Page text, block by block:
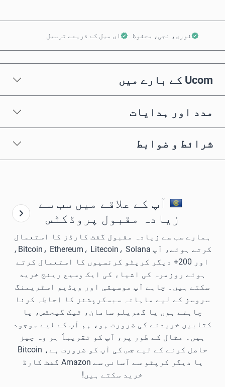
فوری، نجی، محفوظ ای میل کے ذریعے ترسیل
Ucom کے بارے میں
مدد اور ہدایات
شرائط و ضوابط
آپ کے علاقے میں سب سے
زیادہ مقبول پروڈکٹس
ہمارے سب سے زیادہ مقبول گفٹ کارڈز کا استعمال
کرتے ہوئے، آپ Bitcoin، Ethereum، Litecoin، Solana،
اور 200+ دیگر کرپٹو کرنسیوں کا استعمال کرتے
ہوئے روزمرہ کی اشیاء کی ایک وسیع رینج خرید
سکتے ہیں۔ چاہے آپ موسیقی اور ویڈیو اسٹریمنگ
سروسز کے لیے ماہانہ سبسکرپشنز کا احاطہ کرنا
چاہتے ہوں یا گھریلو سامان، ٹیک گیجٹس، یا
کتابیں خریدنے کی ضرورت ہو، ہم آپ کے لیے موجود
ہیں۔ مثال کے طور پر، آپ کو تقریباً ہر وہ چیز
حاصل کرنے کے لیے جس کی آپ کو ضرورت ہے، Bitcoin
یا دیگر کرپٹو سے آسانی سے Amazon گفٹ کارڈ
خرید سکتے ہیں!